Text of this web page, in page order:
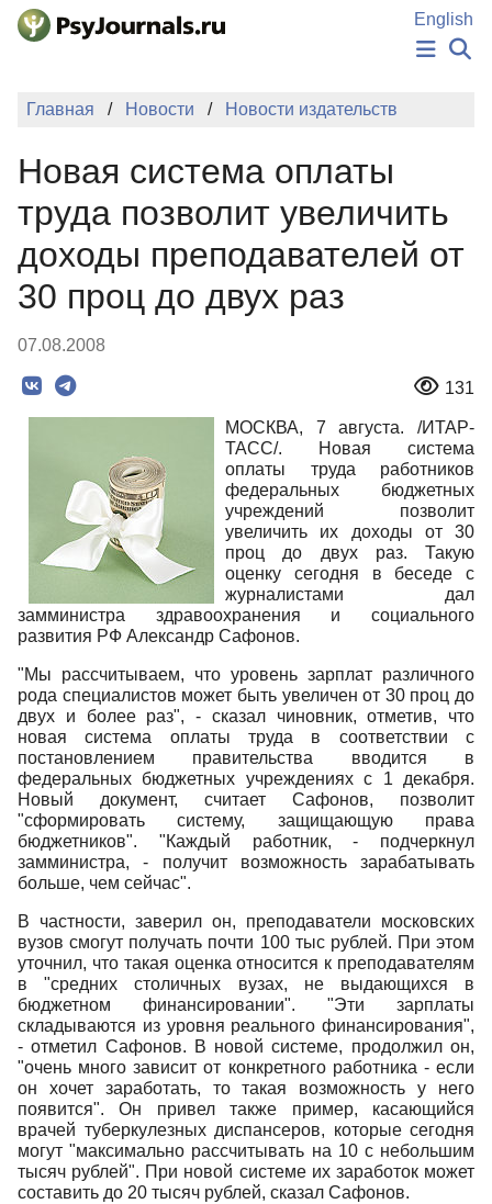
Перейти к основному содержанию
English
НОВОСТИ
ПОДАТЬ РУКОПИСЬ
КЛЮЧЕВЫЕ СЛОВА
Регистрация
Вход
Главная Новости Новости издательств
Новая система оплаты
труда позволит увеличить
доходы преподавателей от
30 проц до двух раз
07.08.2008
131
МОСКВА, 7 августа. /ИТАР-
ТАСС/. Новая система
оплаты труда работников
федеральных бюджетных
учреждений позволит
увеличить их доходы от 30
проц до двух раз. Такую
оценку сегодня в беседе с
журналистами дал
замминистра здравоохранения и социального
развития РФ Александр Сафонов.
"Мы рассчитываем, что уровень зарплат различного
рода специалистов может быть увеличен от 30 проц до
двух и более раз", - сказал чиновник, отметив, что
новая система оплаты труда в соответствии с
постановлением правительства вводится в
федеральных бюджетных учреждениях с 1 декабря.
Новый документ, считает Сафонов, позволит
"сформировать систему, защищающую права
бюджетников". "Каждый работник, - подчеркнул
замминистра, - получит возможность зарабатывать
больше, чем сейчас".
В частности, заверил он, преподаватели московских
вузов смогут получать почти 100 тыс рублей. При этом
уточнил, что такая оценка относится к преподавателям
в "средних столичных вузах, не выдающихся в
бюджетном финансировании". "Эти зарплаты
складываются из уровня реального финансирования",
- отметил Сафонов. В новой системе, продолжил он,
"очень много зависит от конкретного работника - если
он хочет заработать, то такая возможность у него
появится". Он привел также пример, касающийся
врачей туберкулезных диспансеров, которые сегодня
могут "максимально рассчитывать на 10 с небольшим
тысяч рублей". При новой системе их заработок может
составить до 20 тысяч рублей, сказал Сафонов.